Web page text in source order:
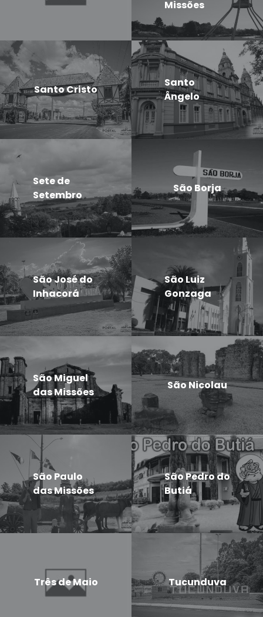
Missões
Santo Cristo
Santo
Ângelo
Sete de
Setembro
São Borja
São José do
Inhacorá
São Luiz
Gonzaga
São Miguel
das Missões
São Nicolau
São Paulo
das Missões
São Pedro do
Butiá
Três de Maio Tucunduva